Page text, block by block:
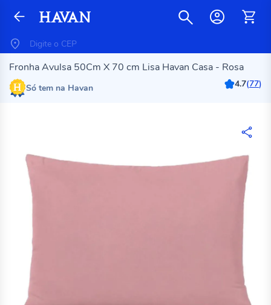
Fronha Avulsa 50Cm X 70 cm Lisa Havan Casa - Rosa
Só tem na Havan 4.7(77)